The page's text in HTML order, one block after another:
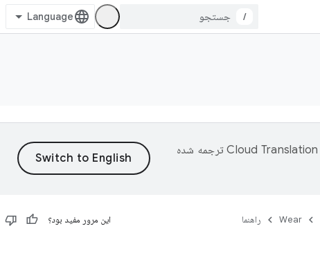
/
ترجمه شده
Wear راهنما این مرور مفید بود؟